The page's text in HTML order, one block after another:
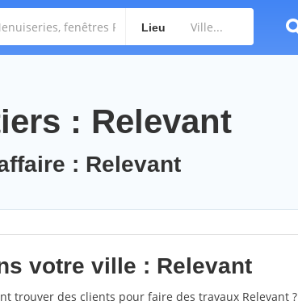
Lieu
: Relevant
: Relevant
votre ville : Relevant
trouver des clients pour faire des travaux Relevant ?